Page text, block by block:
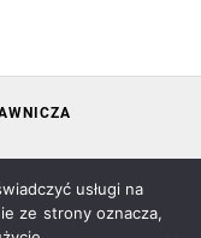
• KSIĘGARNIA
usługi na
ze strony oznacza,